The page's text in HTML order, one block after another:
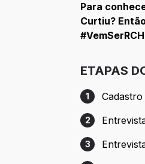
Para
Curtiu?
ETAPAS
Etapa 1:
1 Cadastro
Etapa 2:
2
Etapa 3:
3